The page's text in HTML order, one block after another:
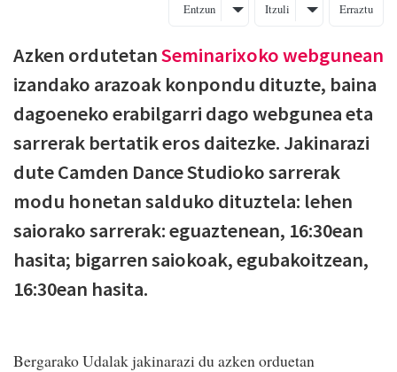
Entzun Itzuli Erraztu
Azken ordutetanSeminarixoko webgunean
izandako arazoak konpondu dituzte, baina
dagoeneko erabilgarri dago webgunea eta
sarrerak bertatik eros daitezke. Jakinarazi
dute Camden Dance Studioko sarrerak
modu honetan salduko dituztela: lehen
saiorako sarrerak: eguaztenean, 16:30ean
hasita; bigarren saiokoak, egubakoitzean,
16:30ean hasita.
Bergarako Udalak jakinarazi du azken orduetan